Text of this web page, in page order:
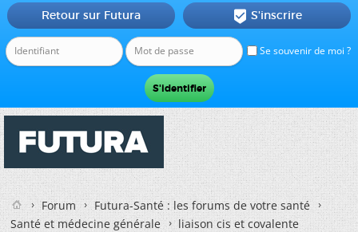
Se souvenir de moi ?
Retour sur Futura  S'inscrire
Forum
Futura-Santé : les forums de votre santé
Santé et médecine générale
liaison cis et covalente